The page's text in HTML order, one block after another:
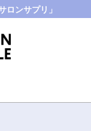
ロンサプリ」